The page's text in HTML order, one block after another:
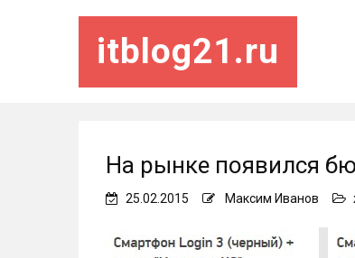
itblog21.ru
На рынке появился
25.02.2015 Максим Иванов